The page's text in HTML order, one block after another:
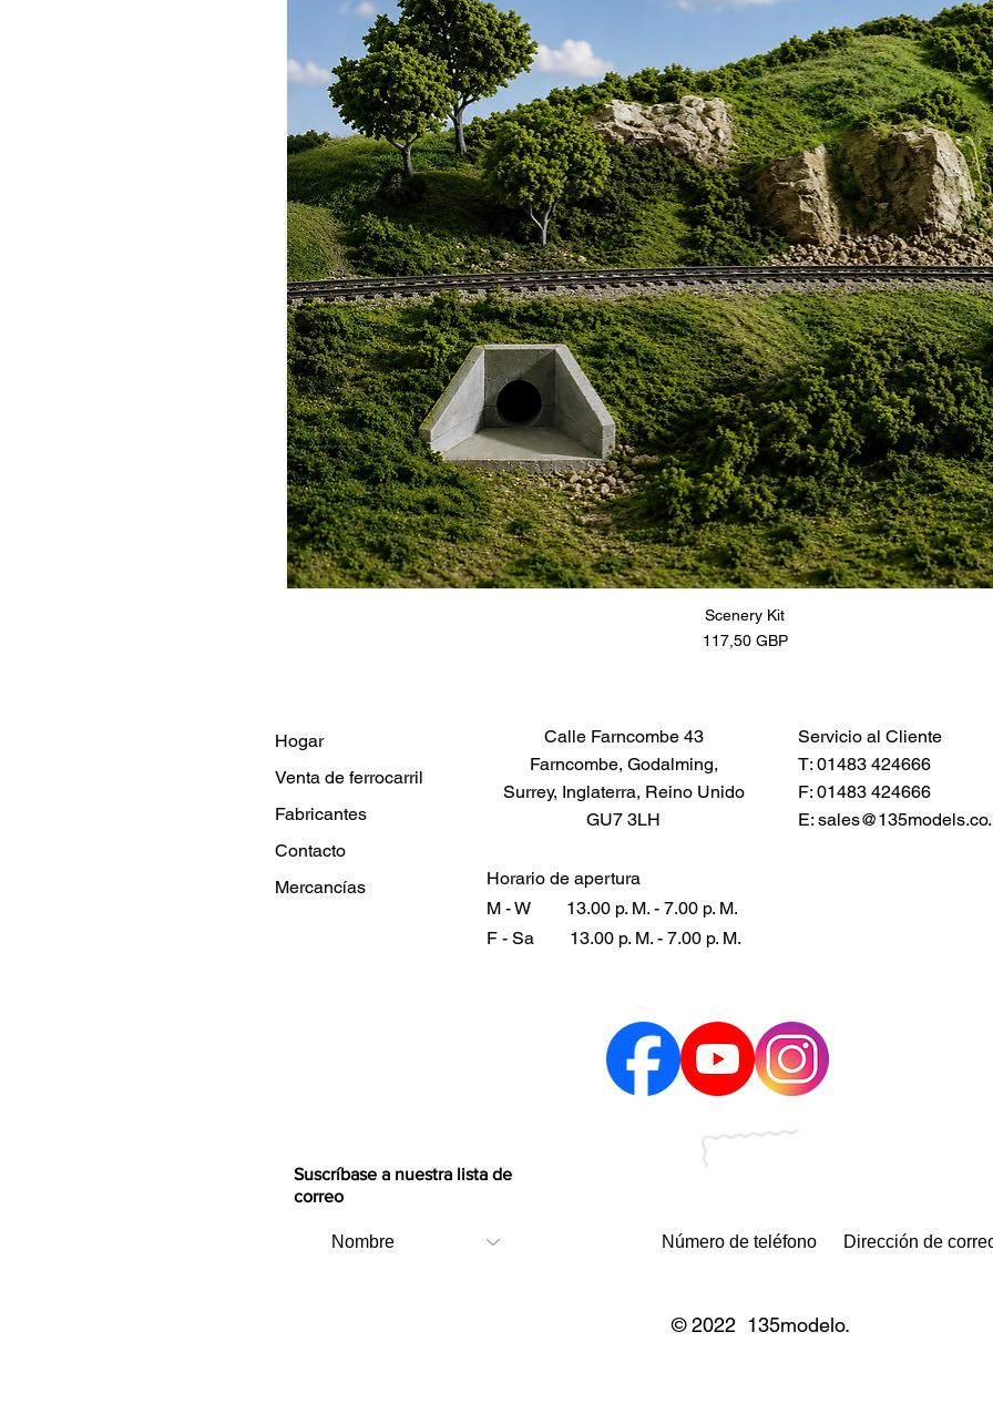
Scenery Kit
Precio
117,50 GBP
Hogar
Venta de ferrocarril
Fabricantes
Contacto
Mercancías
Calle Farncombe 43
Farncombe, Godalming,
Surrey, Inglaterra, Reino Unido
GU7 3LH
Horario de apertura
M - W
13.00 p. M. - 7.00 p. M.
F - Sa
13.00 p. M. - 7.00 p. M.
Servicio al Cliente
T: 01483 424666
F: 01483 424666
E:
Suscríbase a nuestra lista de
correo
© 2022 135modelo.